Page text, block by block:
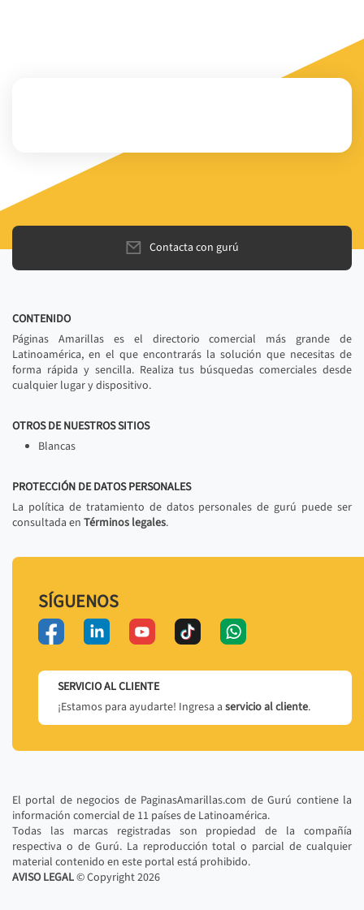
Contacta con gurú
CONTENIDO
Páginas Amarillas es el directorio comercial más grande de
Latinoamérica, en el que encontrarás la solución que necesitas de
forma rápida y sencilla. Realiza tus búsquedas comerciales desde
cualquier lugar y dispositivo.
OTROS DE NUESTROS SITIOS
Blancas
PROTECCIÓN DE DATOS PERSONALES
La política de tratamiento de datos personales de gurú puede ser
consultada en Términos legales.
SÍGUENOS
SERVICIO AL CLIENTE
¡Estamos para ayudarte! Ingresa a servicio al cliente.
El portal de negocios de PaginasAmarillas.com de Gurú contiene la
información comercial de 11 países de Latinoamérica.
Todas las marcas registradas son propiedad de la compañía
respectiva o de Gurú. La reproducción total o parcial de cualquier
material contenido en este portal está prohibido.
AVISO LEGAL© Copyright2026